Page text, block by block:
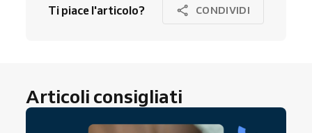
Ti piace l'articolo? CONDIVIDI
Articoli consigliati